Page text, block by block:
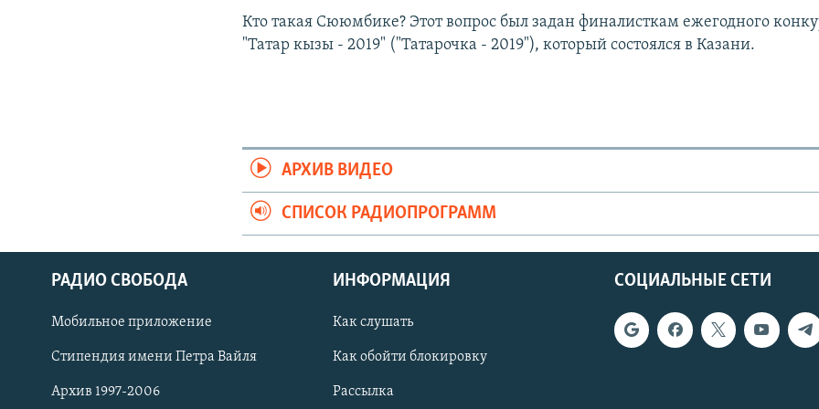
СОЦИАЛЬНЫЕ СЕТИ
Кто такая Сююмбике? Этот вопрос был задан финалисткам ежегодного
"Татар кызы - 2019" ("Татарочка - 2019"), который состоялся в Казани.
АРХИВ ВИДЕО
СПИСОК РАДИОПРОГРАММ
СОЦИАЛЬНЫЕ СЕТИ
РАДИО СВОБОДА
Мобильное приложение
Стипендия имени Петра Вайля
Архив 1997-2006
ИНФОРМАЦИЯ
Как слушать
Как обойти блокировку
Рассылка